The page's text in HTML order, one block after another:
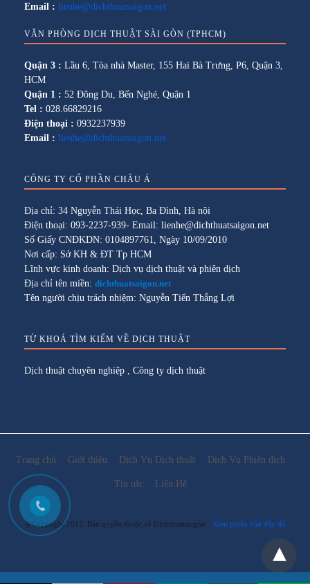
Email : lienhe@dichthuatsaigon.net
VĂN PHÒNG DỊCH THUẬT SÀI GÒN (TPHCM)
Quận 3 : Lầu 6, Tòa nhà Master, 155 Hai Bà Trưng, P6, Quận 3,
HCM
Quận 1 : 52 Đông Du, Bến Nghé, Quận 1
Tel : 028.66829216
Điện thoại : 0932237939
Email : lienhe@dichthuatsaigon.net
CÔNG TY CỔ PHẦN CHÂU Á
Địa chỉ: 34 Nguyễn Thái Học, Ba Đình, Hà nội
Điện thoại: 093-2237-939- Email: lienhe@dichthuatsaigon.net
Số Giấy CNĐKDN: 0104897761, Ngày 10/09/2010
Nơi cấp: Sở KH & ĐT Tp HCM
Lĩnh vực kinh doanh: Dịch vụ dịch thuật và phiên dịch
Địa chỉ tên miền: dichthuatsaigon.net
Tên người chịu trách nhiệm: Nguyễn Tiến Thắng Lợi
TỪ KHOÁ TÌM KIẾM VỀ DỊCH THUẬT
Dịch thuật chuyên nghiệp Công ty dịch thuật
Trang chủ Giới thiệu Dịch Vụ Dịch thuật Dịch Vụ Phiên dịch
Tin tức Liên Hệ
@Copyright 2012. Bản quyền thuộc về Dichthuatsaigon Xem phiên bản đầy đủ